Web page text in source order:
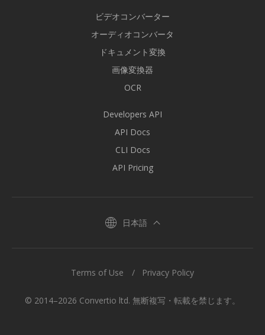
ビデオコンバーター
オーディオコンバータ
ドキュメント変換
画像変換器
OCR
Developers API
API Docs
CLI Docs
API Pricing
日本語
© 2014–2026 Convertio ltd. 無断複写・転載を禁じます。
Terms of Use Privacy Policy